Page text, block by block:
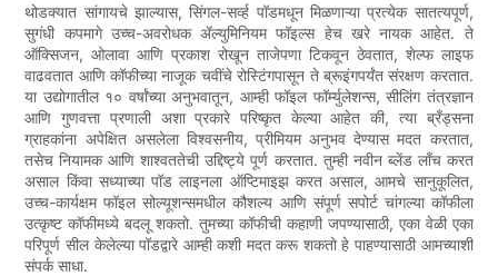
थोडक्यात सांगायचे झाल्यास, सिंगल-सर्व्ह पॉडमधून मिळणाऱ्या प्रत्येक सातत्यपूर्ण,
सुगंधी कपमागे उच्च-अवरोधक ॲल्युमिनियम फॉइल्स हेच खरे नायक आहेत. ते
ऑक्सिजन, ओलावा आणि प्रकाश रोखून ताजेपणा टिकवून ठेवतात, शेल्फ लाइफ
वाढवतात आणि कॉफीच्या नाजूक चवींचे रोस्टिंगपासून ते ब्रूइंगपर्यंत संरक्षण करतात.
या उद्योगातील १० वर्षांच्या अनुभवातून, आम्ही फॉइल फॉर्म्युलेशन्स, सीलिंग तंत्रज्ञान
आणि गुणवत्ता प्रणाली अशा प्रकारे परिष्कृत केल्या आहेत की, त्या ब्रँड्सना
ग्राहकांना अपेक्षित असलेला विश्वसनीय, प्रीमियम अनुभव देण्यास मदत करतात,
तसेच नियामक आणि शाश्वततेची उद्दिष्ट्ये पूर्ण करतात. तुम्ही नवीन ब्लेंड लाँच करत
असाल किंवा सध्याच्या पॉड लाइनला ऑप्टिमाइझ करत असाल, आमचे सानुकूलित,
उच्च-कार्यक्षम फॉइल सोल्यूशन्समधील कौशल्य आणि संपूर्ण सपोर्ट चांगल्या कॉफीला
उत्कृष्ट कॉफीमध्ये बदलू शकतो. तुमच्या कॉफीची कहाणी जपण्यासाठी, एका वेळी एका
परिपूर्ण सील केलेल्या पॉडद्वारे आम्ही कशी मदत करू शकतो हे पाहण्यासाठी आमच्याशी
संपर्क साधा.